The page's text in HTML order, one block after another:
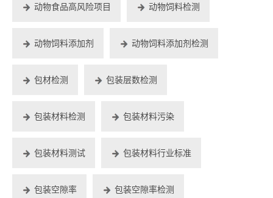
动物食品高风险项目 动物饲料检测
动物饲料添加剂 动物饲料添加剂检测
包材检测 包装层数检测
包装材料检测 包装材料污染
包装材料测试 包装材料行业标准
包装空隙率 包装空隙率检测